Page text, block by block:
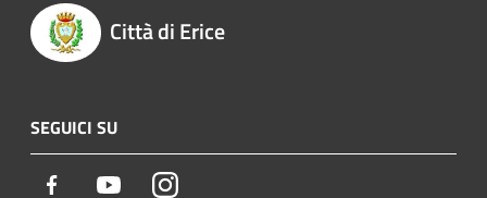
Città di Erice
SEGUICI SU
Facebook YoutubeInstagram